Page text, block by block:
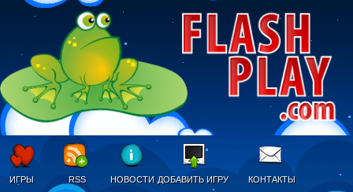
ИГРЫ RSS НОВОСТИ ДОБАВИТЬ ИГРУ КОНТАКТЫ